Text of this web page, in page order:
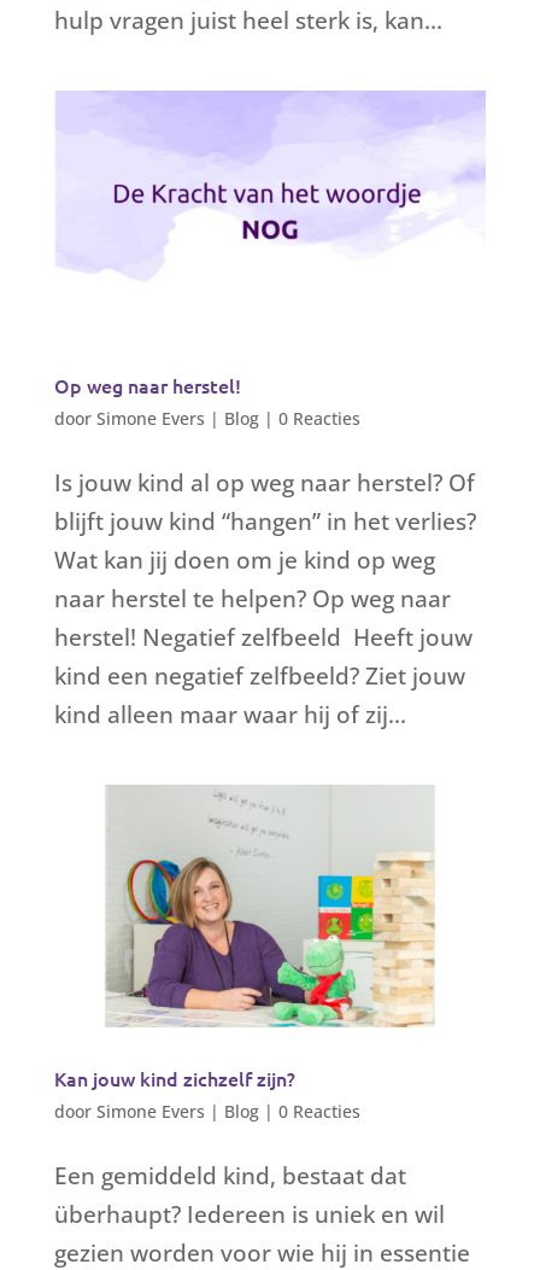
hulp vragen juist heel sterk is, kan...
Op weg naar herstel!
door Simone Evers | Blog| 0 Reacties
Is jouw kind al op weg naar herstel? Of
blijft jouw kind “hangen” in het verlies?
Wat kan jij doen om je kind op weg
naar herstel te helpen? Op weg naar
herstel! Negatief zelfbeeld Heeft jouw
kind een negatief zelfbeeld? Ziet jouw
kind alleen maar waar hij of zij...
Kan jouw kind zichzelf zijn?
door Simone Evers | Blog| 0 Reacties
Een gemiddeld kind, bestaat dat
überhaupt? Iedereen is uniek en wil
gezien worden voor wie hij in essentie